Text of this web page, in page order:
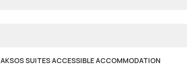
AKSOS SUITES ACCESSIBLE ACCOMMODATION